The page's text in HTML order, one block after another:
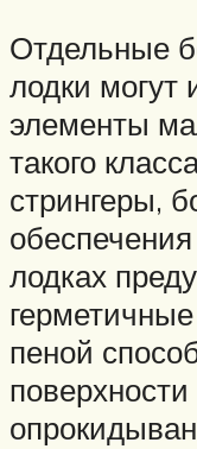
Отдельные
лодки могут
элементы
такого
стрингеры,
лодках
пеной